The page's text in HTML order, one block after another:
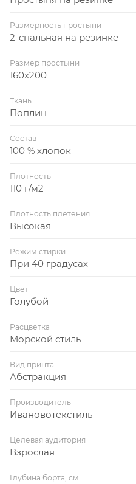
Размерность простыни
2-спальная на резинке
Размер простыни
160x200
Ткань
Поплин
Состав
100 % хлопок
Плотность
110 г/м2
Плотность плетения
Высокая
Режим стирки
При 40 градусах
Цвет
Голубой
Расцветка
Морской стиль
Вид принта
Абстракция
Производитель
Ивановотекстиль
Целевая аудитория
Взрослая
Глубина борта, см